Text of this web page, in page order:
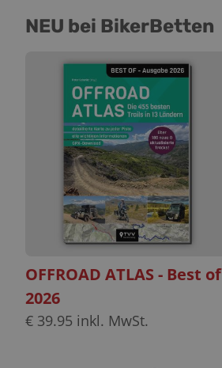
NEU bei BikerBetten
OFFROAD ATLAS - Best of
2026
€ 39.95 inkl. MwSt.